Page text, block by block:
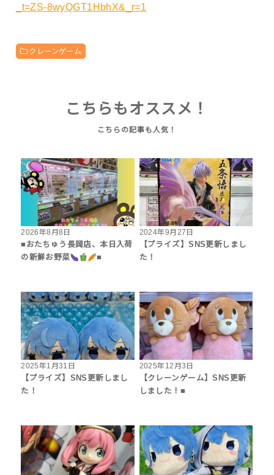
_t=ZS-8wyQGT1HbhX&_r=1
クレーンゲーム
こちらもオススメ！
2026年8月8日
■おたちゅう長岡店、本日入荷
の新鮮お野菜
■
2024年9月27日
【プライズ】SNS更新しまし
た！
2025年1月31日
【プライズ】SNS更新しまし
た！
2025年12月3日
【クレーンゲーム】SNS更新
しました！■